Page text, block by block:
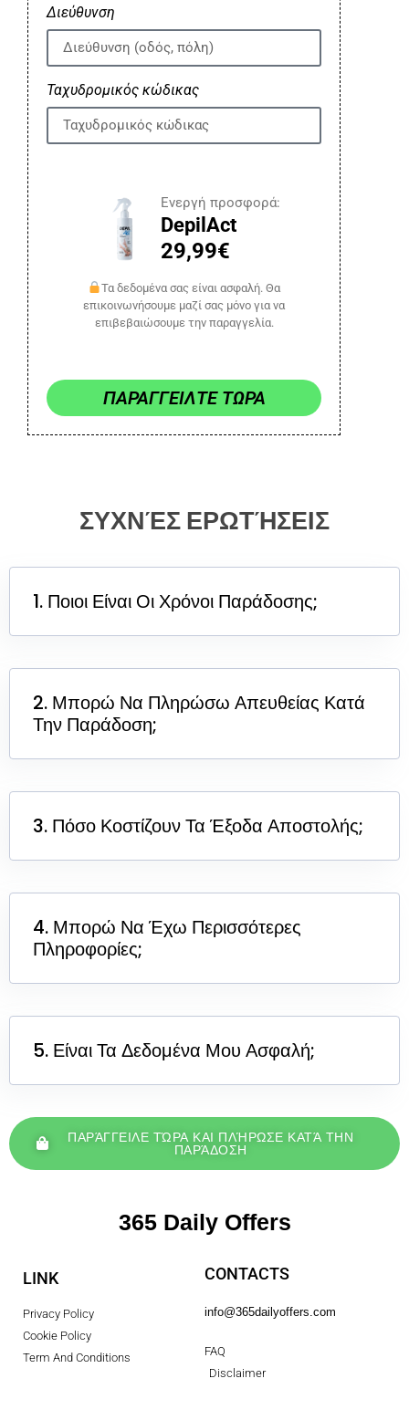
Διεύθυνση
Ταχυδρομικός κώδικας
Ενεργή προσφορά:
DepilAct
29,99€
Τα δεδομένα σας είναι ασφαλή. Θα
επικοινωνήσουμε μαζί σας μόνο για να
επιβεβαιώσουμε την παραγγελία.
ΠΑΡΑΓΓΕΙΛΤΕ ΤΩΡΑ
ΣΥΧΝΈΣ ΕΡΩΤΉΣΕΙΣ
1. Ποιοι Είναι Οι Χρόνοι Παράδοσης;
2. Μπορώ Να Πληρώσω Απευθείας Κατά
Την Παράδοση;
3. Πόσο Κοστίζουν Τα Έξοδα Αποστολής;
4. Μπορώ Να Έχω Περισσότερες
Πληροφορίες;
5. Είναι Τα Δεδομένα Μου Ασφαλή;
ΠΑΡΆΓΓΕΙΛΕ ΤΏΡΑ ΚΑΙ ΠΛΉΡΩΣΕ ΚΑΤΆ ΤΗΝ
ΠΑΡΆΔΟΣΗ
365 Daily Offers
LINK
Privacy Policy
Cookie Policy
Term And Conditions
CONTACTS
info@365dailyoffers.com
FAQ
Disclaimer